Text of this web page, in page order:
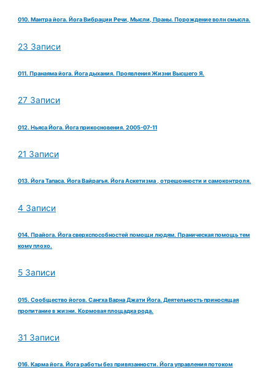
010. Мантра йога. Йога Вибрации Речи, Мысли, Праны. Порождение волн смысла.
23 Записи
011. Пранаяма йога. Йога дыхания. Проявления Жизни Высшего Я.
27 Записи
012. Ньяса Йога. Йога прикосновения. 2005-07-11
21 Записи
013. Йога Тапаса. Йога Вайрагья. Йога Аскетизма , отрешонности и самоконтроля.
4 Записи
014. Прайога. Йога сверхспособностей помощи людям. Праническая помощь тем
кому плохо.
5 Записи
015. Сообщество йогов. Сангха Варна Джати Йога. Деятельность приносящая
пропитание в жизни. Кормовая площадка рода.
31 Записи
016. Карма йога. Йога работы без привязанности. Йога управления потоком